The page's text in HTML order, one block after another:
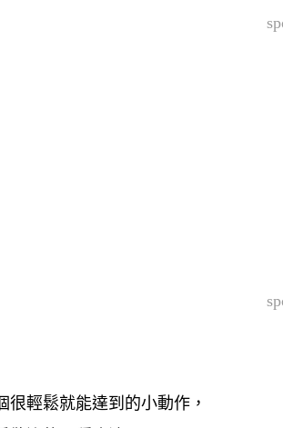
很輕鬆就能達到的小動作，